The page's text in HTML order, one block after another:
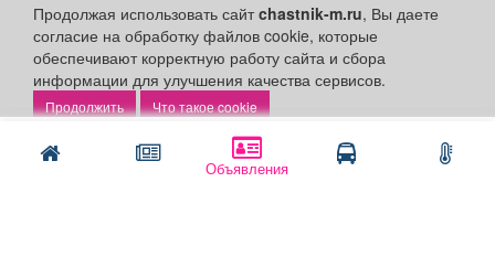
Объявления
Написать Позвонить
Продолжая использовать сайтchastnik-m.ru, Вы даете
согласие на обработку файлов cookie, которые
обеспечивают корректную работу сайта и сбора
информации для улучшения качества сервисов.
Что такое cookie
Политика конфиденциальности
Публикации с пометкой «Реклама», «На правах рекламы»,
«Партнёрский проект» оплачены рекламодателем.
Редакция сайта не несет ответственности за достоверность
объявлениях.
+16 © 2006-2026 ООО "Частник-М"